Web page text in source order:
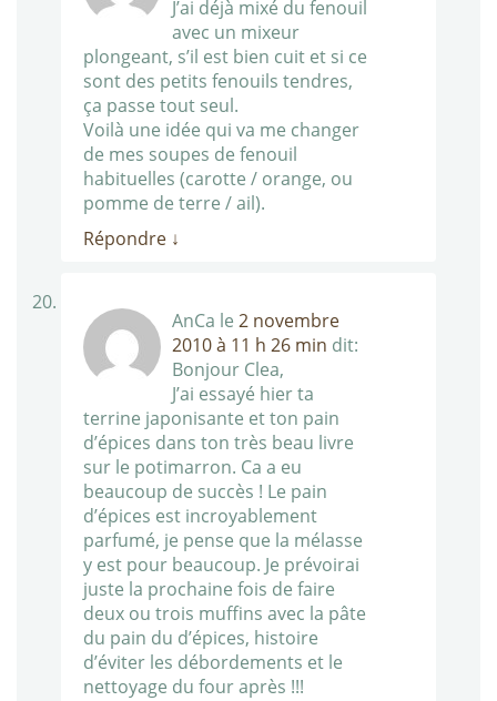
J’ai déjà mixé du fenouil
avec un mixeur
plongeant, s’il est bien cuit et si ce
sont des petits fenouils tendres,
ça passe tout seul.
Voilà une idée qui va me changer
de mes soupes de fenouil
habituelles (carotte / orange, ou
pomme de terre / ail).
Répondre ↓
AnCa le 2 novembre
2010 à 11 h 26 min dit:
Bonjour Clea,
J’ai essayé hier ta
terrine japonisante et ton pain
d’épices dans ton très beau livre
sur le potimarron. Ca a eu
beaucoup de succès ! Le pain
d’épices est incroyablement
parfumé, je pense que la mélasse
y est pour beaucoup. Je prévoirai
juste la prochaine fois de faire
deux ou trois muffins avec la pâte
du pain du d’épices, histoire
d’éviter les débordements et le
nettoyage du four après !!!